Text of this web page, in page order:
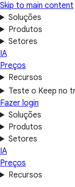
Skip to main content
Soluções
Produtos
Setores
IA
Preços
Recursos
Teste o Keep no
Fazer login
Soluções
Produtos
Setores
IA
Preços
Recursos